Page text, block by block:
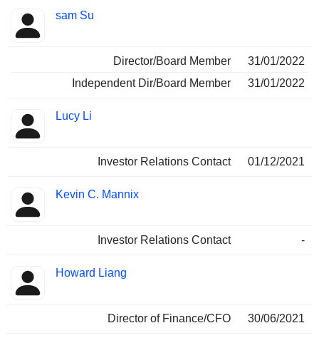
sam Su
Director/Board Member
31/01/2022
Independent Dir/Board Member
31/01/2022
Lucy Li
Investor Relations Contact 01/12/2021
Kevin C. Mannix
Investor Relations Contact -
Howard Liang
Director of Finance/CFO 30/06/2021